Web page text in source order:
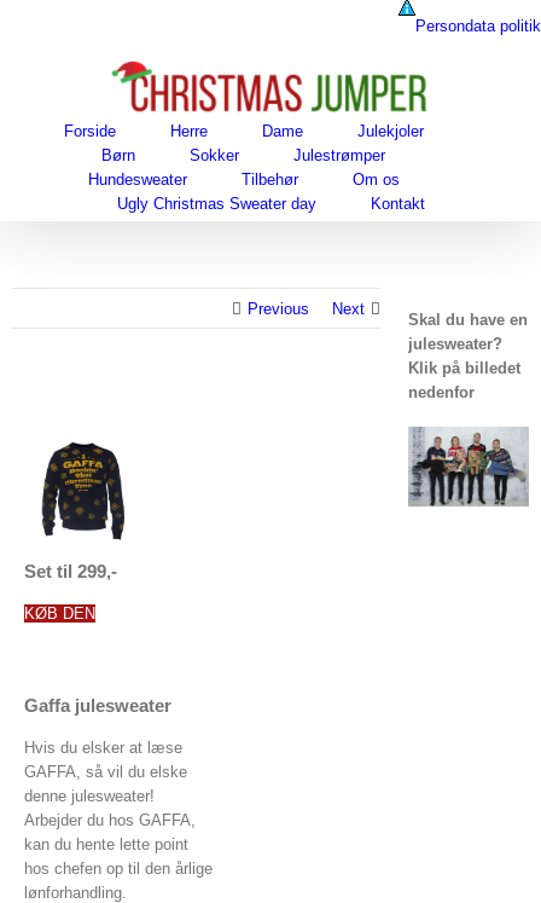
Persondata politik
Forside Herre Dame
Julekjoler
Børn
Sokker
Julestrømper
Hundesweater
Tilbehør
Om os
Ugly Christmas Sweater day
Kontakt
Previous Next
Set til 299,-
KØB DEN
Gaffa julesweater
Hvis du elsker at læse
GAFFA, så vil du elske
denne julesweater!
Arbejder du hos GAFFA,
kan du hente lette point
hos chefen op til den årlige
lønforhandling.
Skal du have en
julesweater?
Klik på billedet
nedenfor